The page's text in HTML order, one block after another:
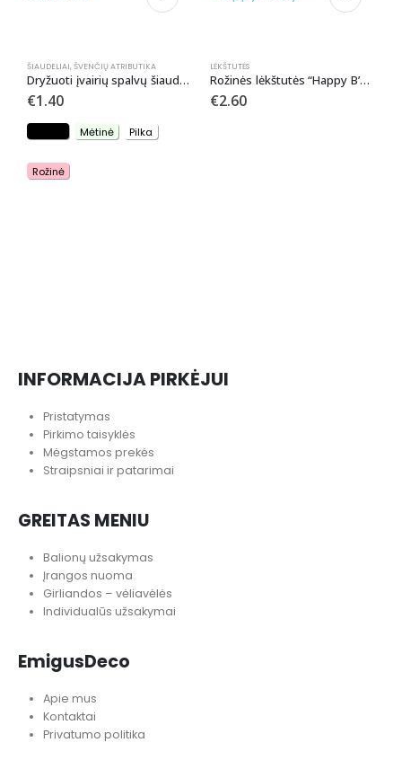
ŠIAUDELIAI, ŠVENČIŲ ATRIBUTIKA
Dryžuoti įvairių spalvų šiaudeliai
€1.40
Mėtinė Pilka
Rožinė
LĖKŠTUTĖS
Rožinės lėkštutės “Happy B’day”
€2.60
INFORMACIJA PIRKĖJUI
Pristatymas
Pirkimo taisyklės
Mėgstamos prekės
Straipsniai ir patarimai
GREITAS MENIU
Balionų užsakymas
Įrangos nuoma
Girliandos – vėliavėlės
Individualūs užsakymai
EmigusDeco
Apie mus
Kontaktai
Privatumo politika